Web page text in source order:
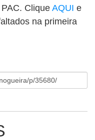
Clique AQUI e
na primeira